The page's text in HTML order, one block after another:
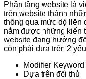
Phân tầng website là
trên website thành
thông qua mức độ liên
nắm được những kiến
website đang hướng
còn phải dựa trên 2
Modifier Keyword
Dựa trên đối thủ